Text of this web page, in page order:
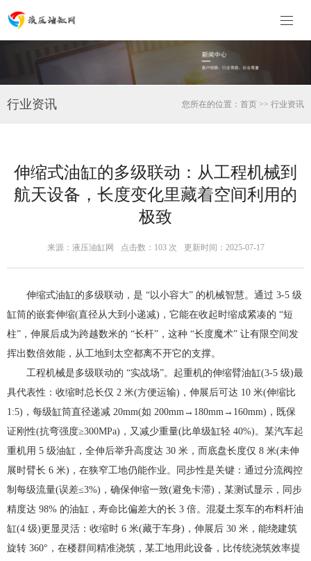
行业资讯 您所在的位置： 首页 >> 行业资讯
伸缩式油缸的多级联动：从工程机械到
航天设备，长度变化里藏着空间利用的
极致
来源：液压油缸网 点击数： 103 次 更新时间：2025-07-17
伸缩式油缸的多级联动，是 “以小容大” 的机械智慧。通过 3-5 级
缸筒的嵌套伸缩(直径从大到小递减)，它能在收起时缩成紧凑的 “短
柱”，伸展后成为跨越数米的 “长杆”，这种 “长度魔术” 让有限空间发
挥出数倍效能，从工地到太空都离不开它的支撑。
工程机械是多级联动的 “实战场”。起重机的伸缩臂油缸(3-5 级)最
具代表性：收缩时总长仅 2 米(方便运输)，伸展后可达 10 米(伸缩比
1:5)，每级缸筒直径递减 20mm(如 200mm→180mm→160mm)，既保
证刚性(抗弯强度≥300MPa)，又减少重量(比单级缸轻 40%)。某汽车起
重机用 5 级油缸，全伸后举升高度达 30 米，而底盘长度仅 8 米(未伸
展时臂长 6 米)，在狭窄工地仍能作业。同步性是关键：通过分流阀控
制每级流量(误差≤3%)，确保伸缩一致(避免卡滞)，某测试显示，同步
精度达 98% 的油缸，寿命比偏差大的长 3 倍。混凝土泵车的布料杆油
缸(4 级)更显灵活：收缩时 6 米(藏于车身)，伸展后 30 米，能绕建筑
旋转 360°，在楼群间精准浇筑，某工地用此设备，比传统浇筑效率提